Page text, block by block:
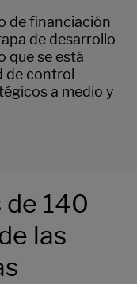
de financiación
de desarrollo
que se está
de control
a medio y
de 140
las